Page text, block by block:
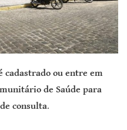
cadastrado ou entre em
de Saúde para
consulta.